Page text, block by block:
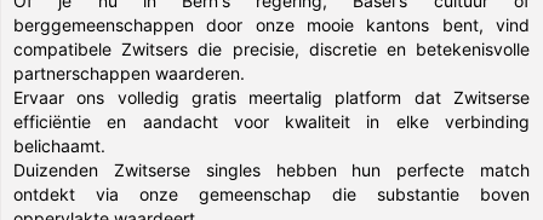
berggemeenschappen door onze mooie kantons bent, vind
compatibele Zwitsers die precisie, discretie en betekenisvolle
partnerschappen waarderen.
Ervaar ons volledig gratis meertalig platform dat Zwitserse
efficiëntie en aandacht voor kwaliteit in elke verbinding
belichaamt.
Duizenden Zwitserse singles hebben hun perfecte match
ontdekt via onze gemeenschap die substantie boven